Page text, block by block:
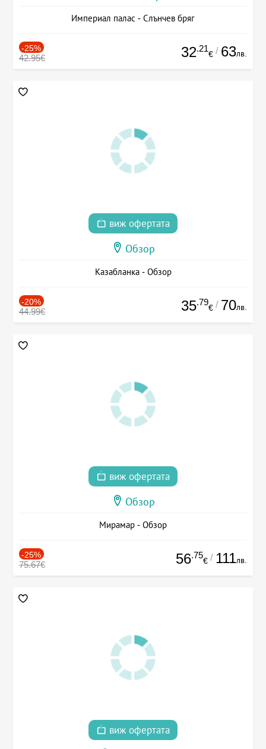
Империал палас - Слънчев бряг
-25%
42.95€ 32.21
€ / 63лв.
виж офертата
Обзор
Казабланка - Обзор
-20%
44.99€ 35.79
€ / 70лв.
виж офертата
Обзор
Мирамар - Обзор
-25%
75.67€ 56.75
€ / 111лв.
виж офертата